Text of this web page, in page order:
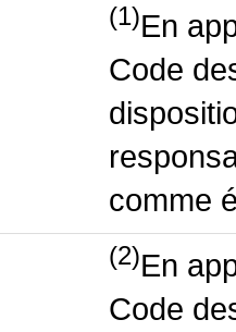
(1)En
Code
comme
(2)En
Code